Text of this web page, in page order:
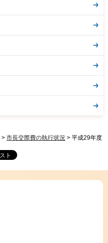
> 市長交際費の執行状況 > 平成29年度